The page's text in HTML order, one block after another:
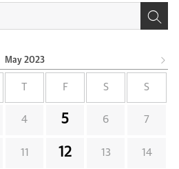
May 2023
F S S
4 5 6 7
11 12 13 14